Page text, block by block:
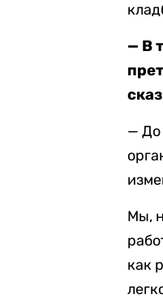
— В
— До
Мы,
как